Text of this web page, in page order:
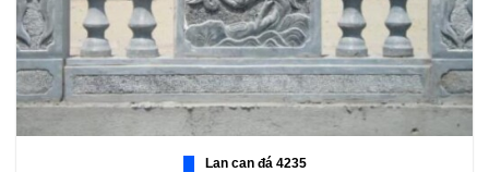
Lan can đá 4235